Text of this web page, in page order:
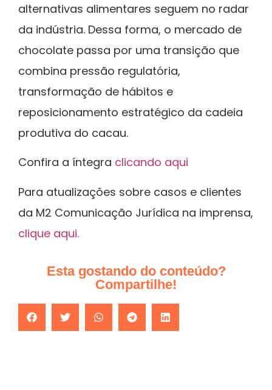
alternativas alimentares seguem no radar
da indústria. Dessa forma, o mercado de
chocolate passa por uma transição que
combina pressão regulatória,
transformação de hábitos e
reposicionamento estratégico da cadeia
produtiva do cacau.
Confira a íntegra clicando aqui
Para atualizações sobre casos e clientes
da M2 Comunicação Jurídica na imprensa,
clique aqui.
Esta gostando do conteúdo?
Compartilhe!